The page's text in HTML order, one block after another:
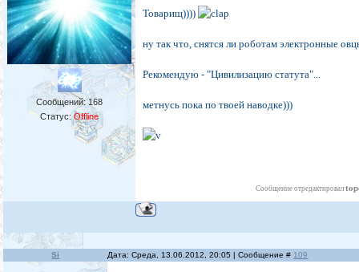
Сообщений:168
Статус:Offline
Товарищ))))
ну так что, снятся ли роботам электронные
Рекомендую - "Цивилизацию статута"...
метнусь пока по твоей наводке)))
Сообщение отредактировал
Si Дата: Среда, 13.06.2012, 20:05 | Сообщение # 109